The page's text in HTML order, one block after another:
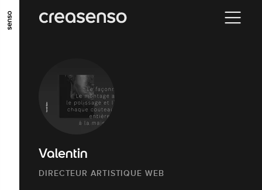
ALLER AU CONTENU PRINCIPAL
Valentin
DIRECTEUR ARTISTIQUE WEB